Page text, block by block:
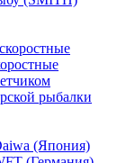
рыбалки
(Япония)